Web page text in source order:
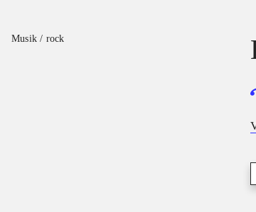
Musik / rock